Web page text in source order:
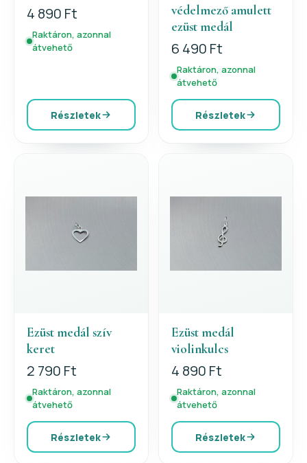
4 890 Ft
Raktáron, azonnal
átvehető
Részletek
védelmező amulett
ezüst medál
6 490 Ft
Raktáron, azonnal
átvehető
Részletek
Ezüst medál szív
keret
2 790 Ft
Raktáron, azonnal
átvehető
Részletek
Ezüst medál
violinkulcs
4 890 Ft
Raktáron, azonnal
átvehető
Részletek